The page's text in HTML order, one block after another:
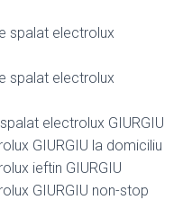
spalat electrolux
spalat electrolux
electrolux GIURGIU
GIURGIU la domiciliu
ieftin GIURGIU
GIURGIU non-stop